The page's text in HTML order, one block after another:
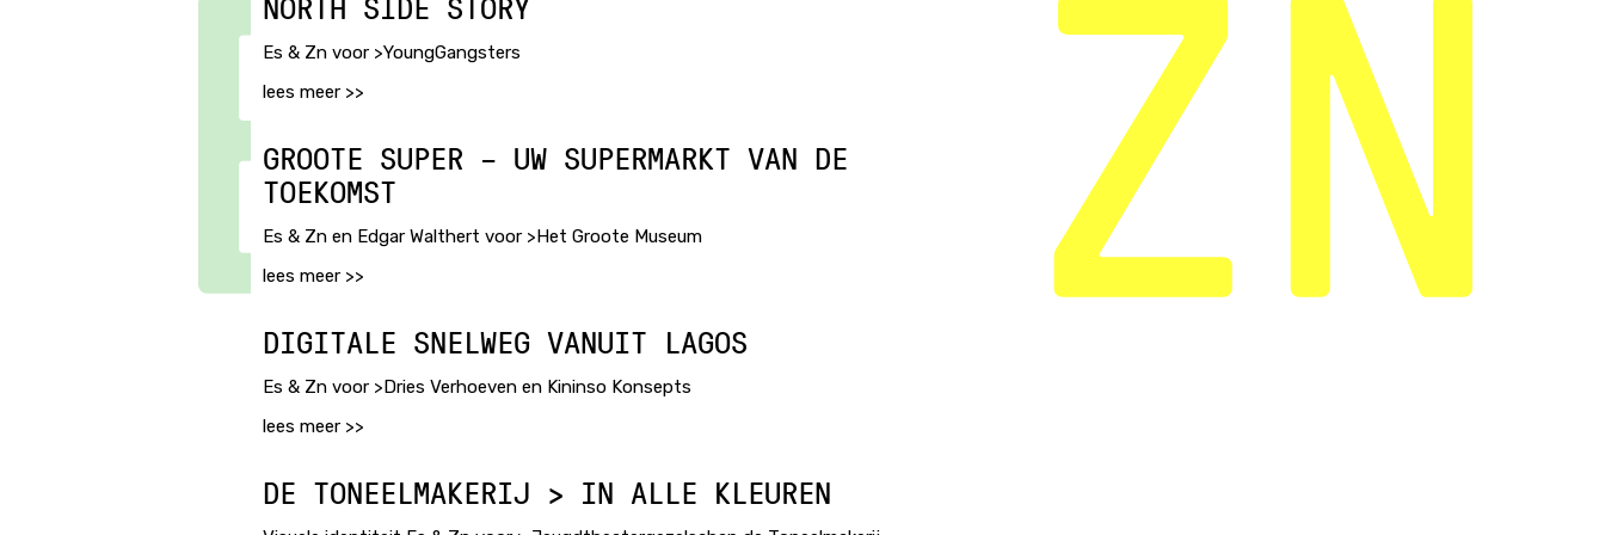
Es & Zn voor >YoungGangsters
lees meer >>
GROOTE SUPER – UW SUPERMARKT VAN DE
TOEKOMST
Es & Zn en Edgar Walthert voor >Het Groote Museum
lees meer >>
DIGITALE SNELWEG VANUIT LAGOS
Es & Zn voor >Dries Verhoeven en Kininso Konsepts
lees meer >>
DE TONEELMAKERIJ > IN ALLE KLEUREN